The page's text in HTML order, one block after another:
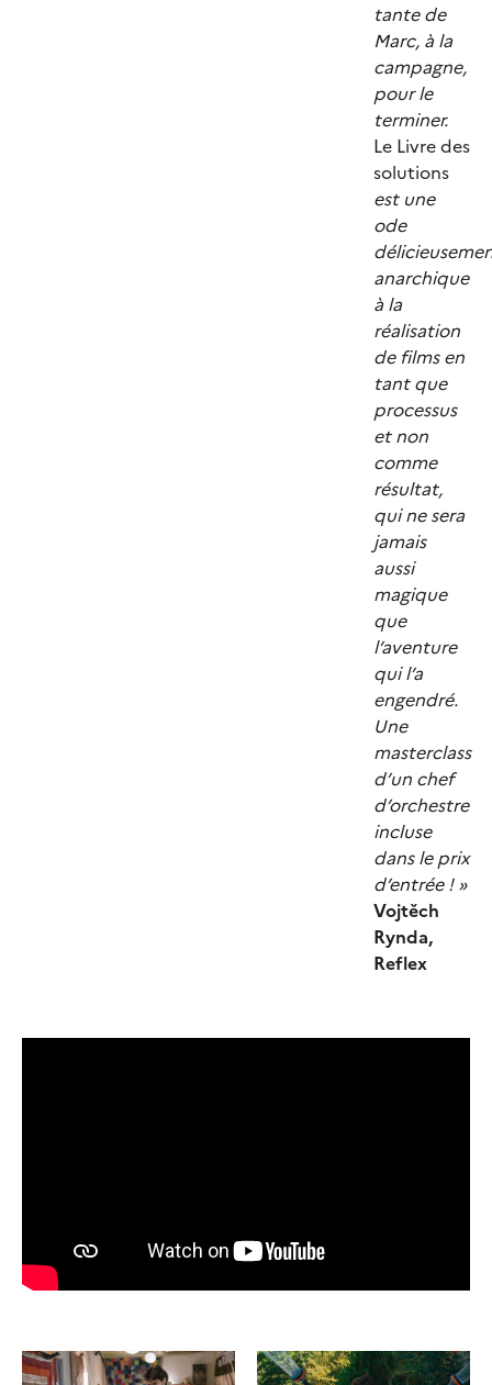
tante de
Marc, à la
campagne,
pour le
terminer.
Le Livre des
solutions
est une
ode
anarchique
à la
réalisation
de films en
tant que
processus
et non
comme
résultat,
qui ne sera
jamais
aussi
magique
que
l’aventure
qui l’a
engendré.
Une
masterclass
d’un chef
d’orchestre
incluse
dans le prix
d’entrée ! »
Vojtěch
Rynda,
Reflex